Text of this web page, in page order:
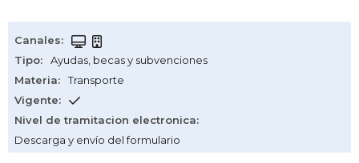
Canales:
Tipo:
Ayudas, becas y subvenciones
Materia:
Transporte
Vigente:
Nivel de tramitacion electronica:
Descarga y envío del formulario